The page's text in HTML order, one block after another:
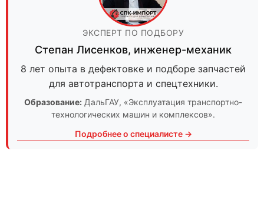
ЭКСПЕРТ ПО ПОДБОРУ
Степан Лисенков, инженер-механик
8 лет опыта в дефектовке и подборе запчастей
для автотранспорта и спецтехники.
Образование: ДальГАУ, «Эксплуатация транспортно-
технологических машин и комплексов».
Подробнее о специалисте →